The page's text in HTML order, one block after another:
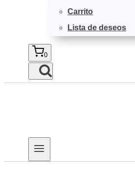
Carrito
Lista de deseos
0